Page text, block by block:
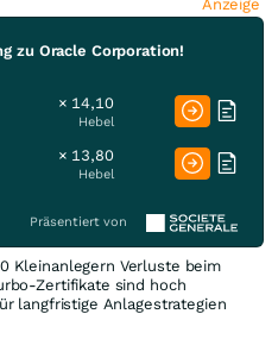
Anzeige
zu Oracle Corporation!
× 14,10
Hebel
× 13,80
Hebel
Präsentiert von
Kleinanlegern Verluste beim
Zertifikate sind hoch
langfristige Anlagestrategien